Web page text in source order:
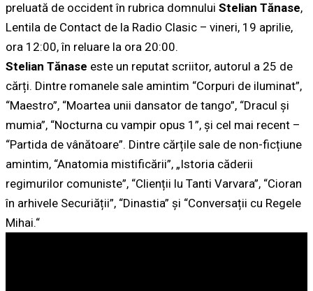
preluată de occident în rubrica domnului Stelian Tănase,
Lentila de Contact de la Radio Clasic – vineri, 19 aprilie,
ora 12:00, în reluare la ora 20:00.
Stelian Tănase este un reputat scriitor, autorul a 25 de
cărți. Dintre romanele sale amintim “Corpuri de iluminat”,
“Maestro”, “Moartea unii dansator de tango”, “Dracul și
mumia”, “Nocturna cu vampir opus 1”, și cel mai recent –
“Partida de vânătoare”. Dintre cărțile sale de non-ficțiune
amintim, “Anatomia mistificării”, „Istoria căderii
regimurilor comuniste”, “Clienții lu Tanti Varvara”, “Cioran
în arhivele Securiății”, “Dinastia” și “Conversații cu Regele
Mihai.“